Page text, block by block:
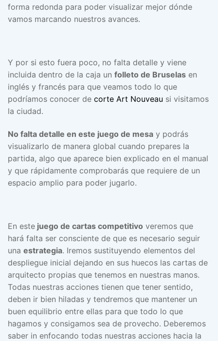
forma redonda para poder visualizar mejor dónde
vamos marcando nuestros avances.
Y por si esto fuera poco, no falta detalle y viene
incluida dentro de la caja un folleto de Bruselas en
inglés y francés para que veamos todo lo que
podríamos conocer de corte Art Nouveau si visitamos
la ciudad.
No falta detalle en este juego de mesa y podrás
visualizarlo de manera global cuando prepares la
partida, algo que aparece bien explicado en el manual
y que rápidamente comprobarás que requiere de un
espacio amplio para poder jugarlo.
En este juego de cartas competitivo veremos que
hará falta ser consciente de que es necesario seguir
una estrategia. Iremos sustituyendo elementos del
despliegue inicial dejando en sus huecos las cartas de
arquitecto propias que tenemos en nuestras manos.
Todas nuestras acciones tienen que tener sentido,
deben ir bien hiladas y tendremos que mantener un
buen equilibrio entre ellas para que todo lo que
hagamos y consigamos sea de provecho. Deberemos
saber in enfocando todas nuestras acciones hacia la